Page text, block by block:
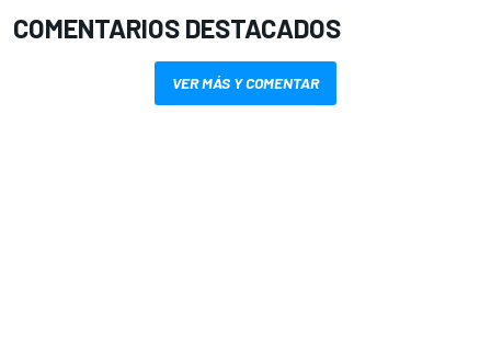
COMENTARIOS DESTACADOS
VER MÁS Y COMENTAR